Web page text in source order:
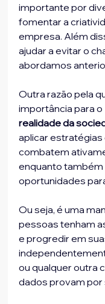
importante por
fomentar a
empresa. Além
ajudar a evitar o
abordamos
Outra razão pela
importância para
realidade da
aplicar
combatem
enquanto
oportunidades
Ou seja, é uma
pessoas tenham
e progredir em
ou qualquer outra
dados provam por